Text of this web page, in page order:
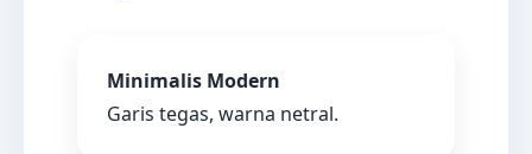
Minimalis Modern
Garis tegas, warna netral.